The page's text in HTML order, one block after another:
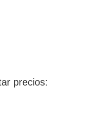
precios: